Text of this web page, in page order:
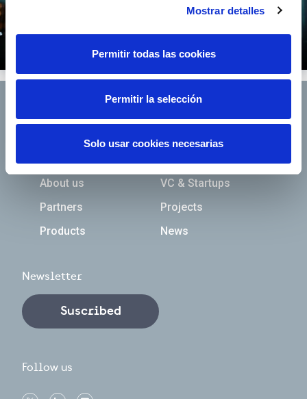
Mostrar detalles
Permitir todas las cookies
Permitir la selección
Solo usar cookies necesarias
Navegación principal
About us
VC & Startups
Partners
Projects
Products
News
Newsletter
Suscribed
Follow us